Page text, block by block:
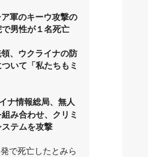
軍のキーウ攻撃の
男性が１名死亡
、ウクライナの防
いて「私たちもミ
ナ情報総局、無人
み合わせ、クリミ
テムを攻撃
で死亡したとみら